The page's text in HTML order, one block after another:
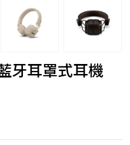
牙耳罩式耳機